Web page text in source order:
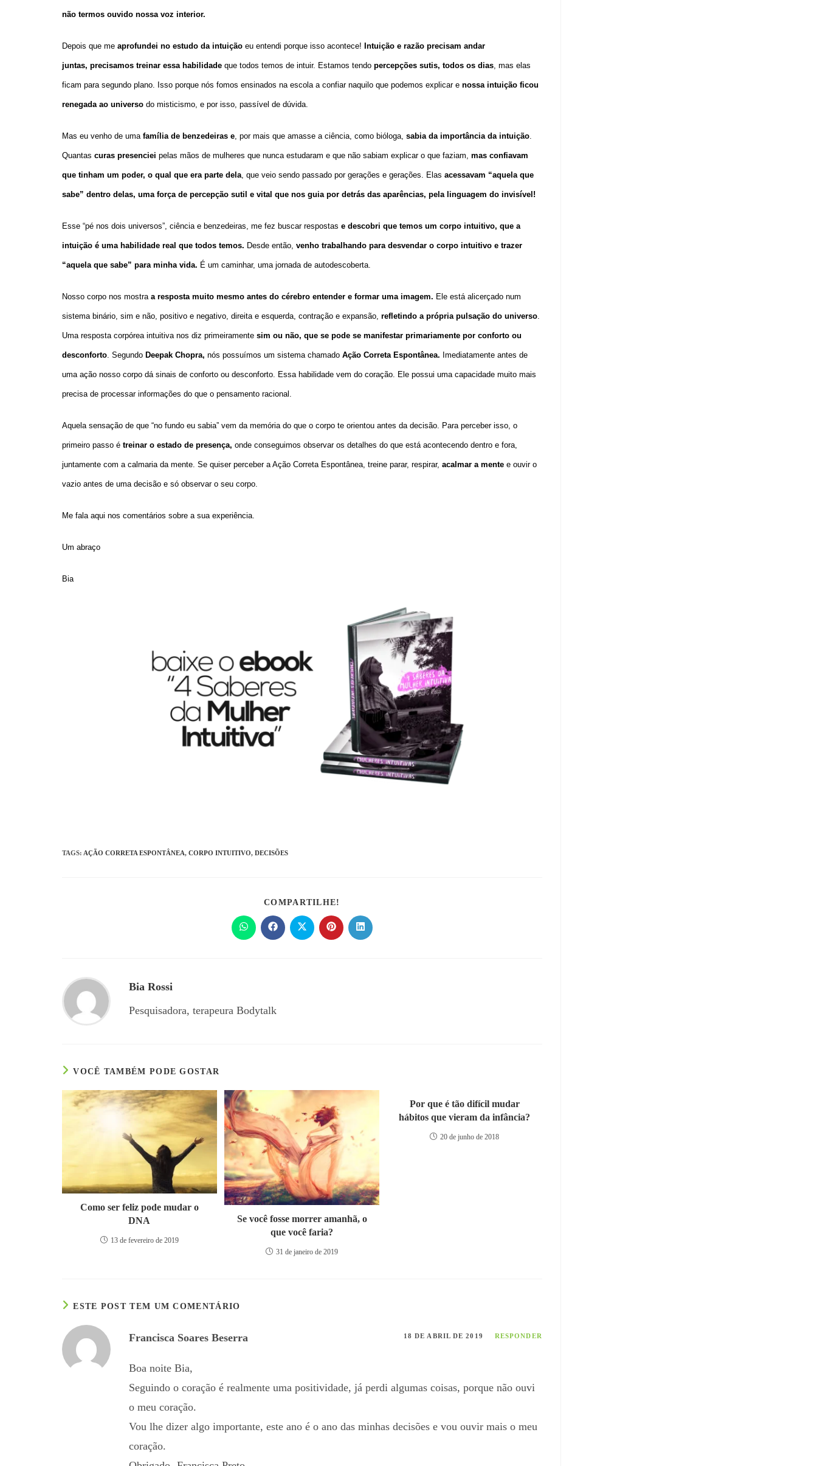
não termos ouvido nossa voz interior.
Depois que me aprofundei no estudo da intuição eu entendi porque isso acontece! Intuição e razão precisam andar
juntas, precisamos treinar essa habilidade que todos temos de intuir. Estamos tendo percepções sutis, todos os dias , mas elas
ficam para segundo plano. Isso porque nós fomos ensinados na escola a confiar naquilo que podemos explicar e nossa intuição ficou
renegada ao universo do misticismo, e por isso, passível de dúvida.
Mas eu venho de uma família de benzedeiras e , por mais que amasse a ciência, como bióloga, sabia da importância da intuição
Quantas curas presenciei pelas mãos de mulheres que nunca estudaram e que não sabiam explicar o que faziam, mas confiavam
que tinham um poder, o qual que era parte dela , que veio sendo passado por gerações e gerações. Elas acessavam “aquela que
sabe” dentro delas, uma força de percepção sutil e vital que nos guia por detrás das aparências, pela linguagem do invisível!
Esse “pé nos dois universos”, ciência e benzedeiras, me fez buscar respostas e descobri que temos um corpo intuitivo, que a
intuição é uma habilidade real que todos temos. Desde então, venho trabalhando para desvendar o corpo intuitivo e trazer
“aquela que sabe” para minha vida. É um caminhar, uma jornada de autodescoberta.
Nosso corpo nos mostra a resposta muito mesmo antes do cérebro entender e formar uma imagem. Ele está alicerçado num
sistema binário, sim e não, positivo e negativo, direita e esquerda, contração e expansão, refletindo a própria pulsação do universo
Uma resposta corpórea intuitiva nos diz primeiramente sim ou não, que se pode se manifestar primariamente por conforto ou
desconforto . Segundo Deepak Chopra, nós possuímos um sistema chamado Ação Correta Espontânea. Imediatamente antes de
uma ação nosso corpo dá sinais de conforto ou desconforto. Essa habilidade vem do coração. Ele possui uma capacidade muito mais
precisa de processar informações do que o pensamento racional.
Aquela sensação de que “no fundo eu sabia” vem da memória do que o corpo te orientou antes da decisão. Para perceber isso, o
primeiro passo é treinar o estado de presença, onde conseguimos observar os detalhes do que está acontecendo dentro e fora,
juntamente com a calmaria da mente. Se quiser perceber a Ação Correta Espontânea, treine parar, respirar, acalmar a mente e ouvir o
vazio antes de uma decisão e só observar o seu corpo.
Me fala aqui nos comentários sobre a sua experiência.
Um abraço
Bia
TAGS: AÇÃO CORRETA ESPONTÂNEA, CORPO INTUITIVO, DECISÕES
COMPARTILHE!
Bia Rossi
Pesquisadora, terapeura Bodytalk
VOCÊ TAMBÉM PODE GOSTAR
Como ser feliz pode mudar o
DNA
13 de fevereiro de 2019
Se você fosse morrer amanhã, o
que você faria?
31 de janeiro de 2019
Por que é tão difícil mudar
hábitos que vieram da infância?
20 de junho de 2018
ESTE POST TEM UM COMENTÁRIO
Francisca Soares Beserra 18 DE ABRIL DE 2019 RESPONDER
Boa noite Bia,
Seguindo o coração é realmente uma positividade, já perdi algumas coisas, porque não ouvi
o meu coração.
Vou lhe dizer algo importante, este ano é o ano das minhas decisões e vou ouvir mais o meu
coração.